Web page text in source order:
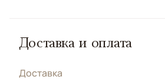
Доставка и оплата
Доставка